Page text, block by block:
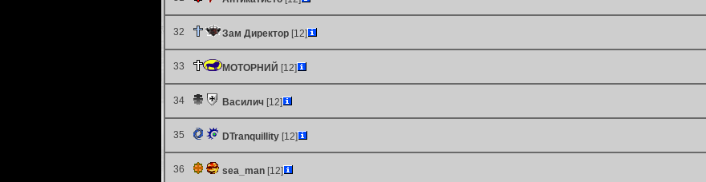
32 Зам Директор [12]
33 МОТОРНИЙ [12]
34 Василич [12]
35 DTranquillity [12]
36 sea_man [12]